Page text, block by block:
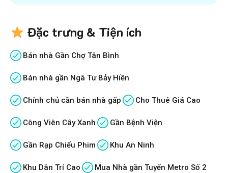
Đặc trưng & Tiện ích
Bán nhà Gần Chợ Tân Bình
Bán nhà gần Ngã Tư Bảy Hiền
Chính chủ cần bán nhà gấp Cho Thuê Giá Cao
Công Viên Cây Xanh Gần Bệnh Viện
Gần Rạp Chiếu Phim Khu An Ninh
Khu Dân Trí Cao Mua Nhà gần Tuyến Metro Số 2